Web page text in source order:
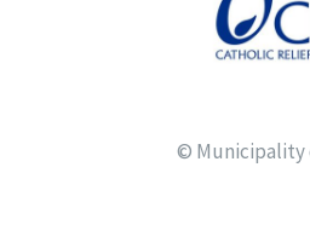
© Municipality